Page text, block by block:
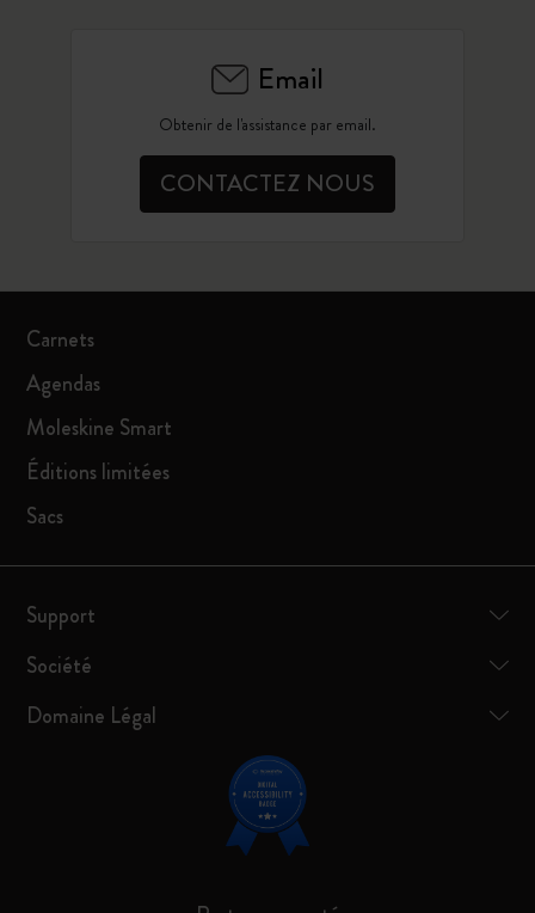
Email
Obtenir de l'assistance par email.
CONTACTEZ NOUS
Carnets
Agendas
Moleskine Smart
Éditions limitées
Sacs
Support
Société
Domaine Légal